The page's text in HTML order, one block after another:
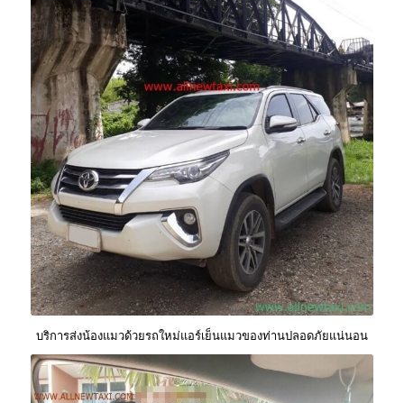
บริการส่งน้องแมวด้วยรถใหม่แอร์เย็นแมวของท่านปลอดภัยแน่นอน